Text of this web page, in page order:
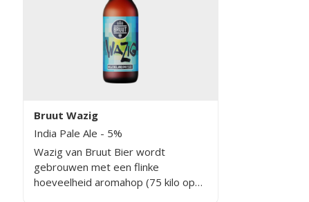
Bruut Wazig
India Pale Ale - 5%
Wazig van Bruut Bier wordt
gebrouwen met een flinke
hoeveelheid aromahop (75 kilo op